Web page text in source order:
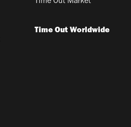
Time Out Worldwide